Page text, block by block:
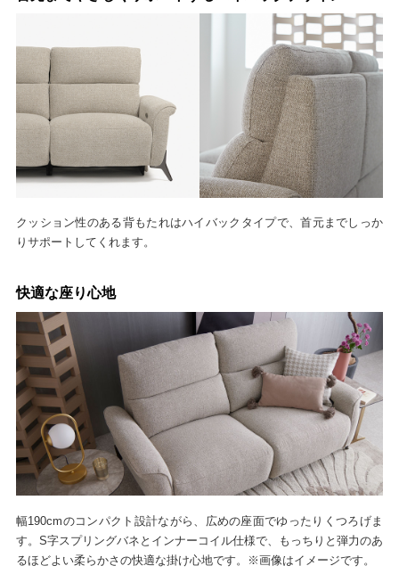
クッション性のある背もたれはハイバックタイプで、首元までしっか
りサポートしてくれます。
快適な座り心地
幅190cmのコンパクト設計ながら、広めの座面でゆったりくつろげま
す。S字スプリングバネとインナーコイル仕様で、もっちりと弾力のあ
るほどよい柔らかさの快適な掛け心地です。※画像はイメージです。